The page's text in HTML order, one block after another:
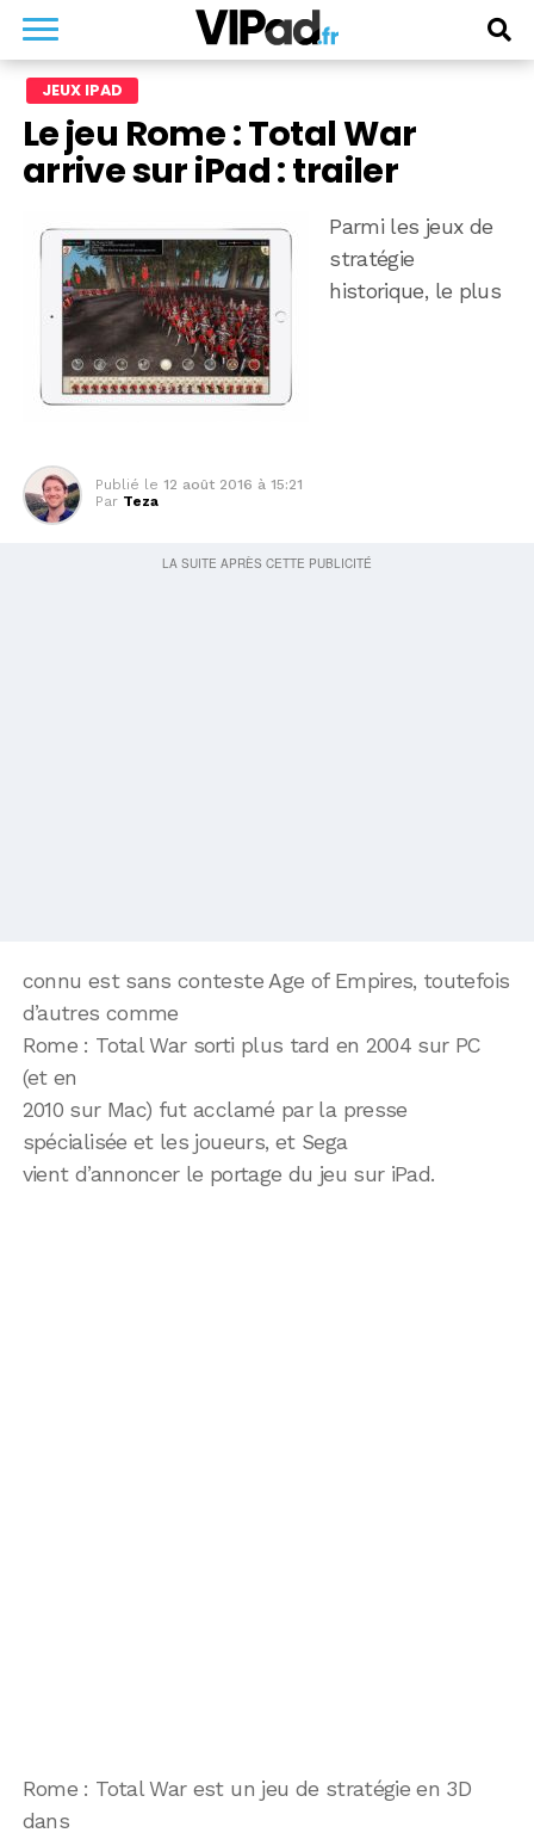
JEUX IPAD
Le jeu Rome : Total War
arrive sur iPad : trailer
Parmi les jeux de
stratégie
historique, le plus
Publié le 12 août 2016 à 15:21
Par Teza
connu est sans conteste Age of Empires, toutefois
d’autres comme
Rome : Total War sorti plus tard en 2004 sur PC
(et en
2010 sur Mac) fut acclamé par la presse
spécialisée et les joueurs, et Sega
vient d’annoncer le portage du jeu sur iPad.
Rome : Total War est un jeu de stratégie en 3D
dans